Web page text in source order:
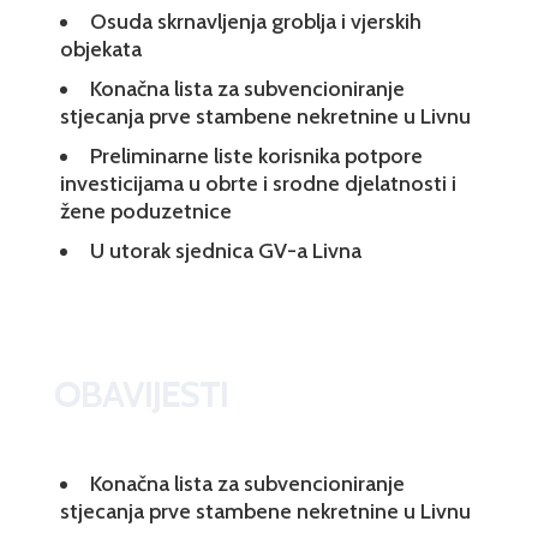
Osuda skrnavljenja groblja i vjerskih
objekata
Konačna lista za subvencioniranje
stjecanja prve stambene nekretnine u Livnu
Preliminarne liste korisnika potpore
investicijama u obrte i srodne djelatnosti i
žene poduzetnice
U utorak sjednica GV-a Livna
Konačna lista za subvencioniranje
stjecanja prve stambene nekretnine u Livnu